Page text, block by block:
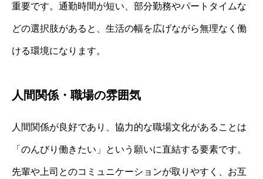
重要です。通勤時間が短い、部分勤務やパートタイムな
どの選択肢があると、生活の幅を広げながら無理なく働
ける環境になります。
人間関係・職場の雰囲気
人間関係が良好であり、協力的な職場文化があることは
「のんびり働きたい」という願いに直結する要素です。
先輩や上司とのコミュニケーションが取りやすく、お互